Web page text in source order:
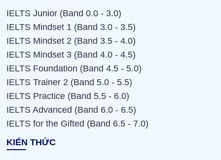
IELTS Junior (Band 0.0 - 3.0)
IELTS Mindset 1 (Band 3.0 - 3.5)
IELTS Mindset 2 (Band 3.5 - 4.0)
IELTS Mindset 3 (Band 4.0 - 4.5)
IELTS Foundation (Band 4.5 - 5.0)
IELTS Trainer 2 (Band 5.0 - 5.5)
IELTS Practice (Band 5.5 - 6.0)
IELTS Advanced (Band 6.0 - 6.5)
IELTS for the Gifted (Band 6.5 - 7.0)
KIẾN THỨC